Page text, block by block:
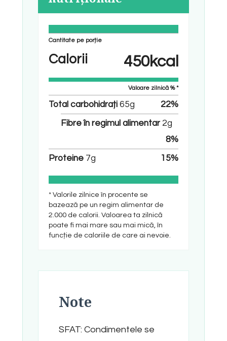
Cantitate pe porție
Calorii 450kcal
Valoare zilnică % *
Total carbohidrați 65g 22%
Fibre în regimul alimentar 2g
8%
Proteine 7g 15%
* Valorile zilnice în procente se
bazează pe un regim alimentar de
2.000 de calorii. Valoarea ta zilnică
poate fi mai mare sau mai mică, în
funcție de caloriile de care ai nevoie.
Note
SFAT: Condimentele se